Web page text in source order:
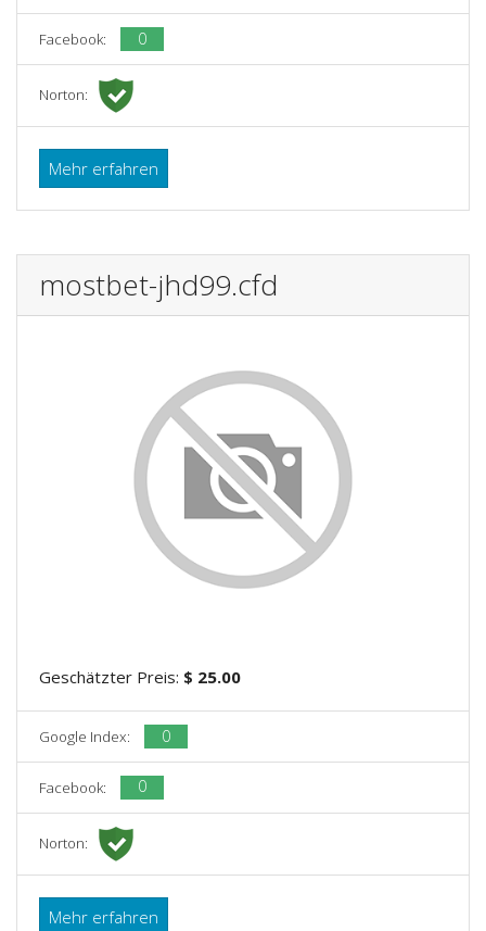
Facebook: 0
Norton:
Mehr erfahren
mostbet-jhd99.cfd
Geschätzter Preis: $ 25.00
Google Index: 0
Facebook: 0
Norton:
Mehr erfahren